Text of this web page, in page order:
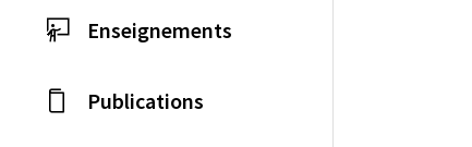
Enseignements
Publications